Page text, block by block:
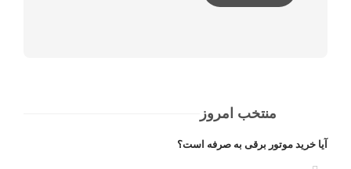
منتخب امروز
آیا خرید موتور برقی به صرفه است؟